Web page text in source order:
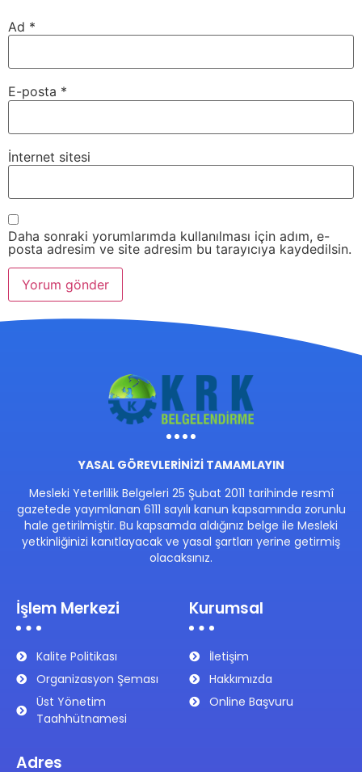
Ad *
E-posta *
İnternet sitesi
Daha sonraki yorumlarımda kullanılması için adım, e-
posta adresim ve site adresim bu tarayıcıya kaydedilsin.
YASAL GÖREVLERİNİZİ TAMAMLAYIN
Mesleki Yeterlilik Belgeleri 25 Şubat 2011 tarihinde resmî
gazetede yayımlanan 6111 sayılı kanun kapsamında zorunlu
hale getirilmiştir. Bu kapsamda aldığınız belge ile Mesleki
yetkinliğinizi kanıtlayacak ve yasal şartları yerine getirmiş
olacaksınız.
İşlem Merkezi
Kalite Politikası
Organizasyon Şeması
Üst Yönetim
Taahhütnamesi
Kurumsal
İletişim
Hakkımızda
Online Başvuru
Adres